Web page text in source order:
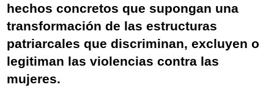
hechos concretos que supongan una
transformación de las estructuras
patriarcales que discriminan, excluyen o
legitiman las violencias contra las
mujeres.